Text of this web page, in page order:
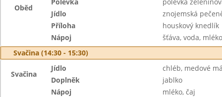
Oběd
Jídlo
znojemská
Příloha
houskový knedlík
Nápoj
šťáva, voda, mléko
Svačina (14:30 - 15:30)
Svačina
Jídlo
chléb, medové
Doplněk
jablko
Nápoj
mléko, čaj